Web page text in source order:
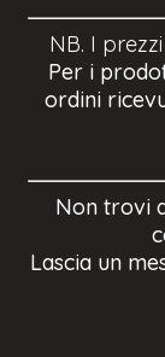
NB. I
Per i
ordini
Non trovi
Lascia un